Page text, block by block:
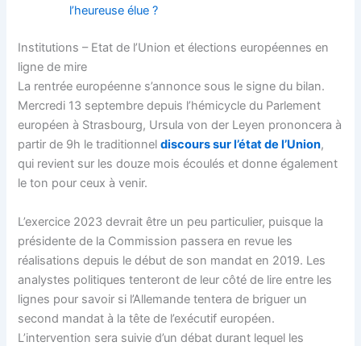
l’heureuse élue ?
Institutions – Etat de l’Union et élections européennes en
ligne de mire
La rentrée européenne s’annonce sous le signe du bilan.
Mercredi 13 septembre depuis l’hémicycle du Parlement
européen à Strasbourg, Ursula von der Leyen prononcera à
partir de 9h le traditionneldiscours sur l’état de l’Union,
qui revient sur les douze mois écoulés et donne également
le ton pour ceux à venir.
L’exercice 2023 devrait être un peu particulier, puisque la
présidente de la Commission passera en revue les
réalisations depuis le début de son mandat en 2019. Les
analystes politiques tenteront de leur côté de lire entre les
lignes pour savoir si l’Allemande tentera de briguer un
second mandat à la tête de l’exécutif européen.
L’intervention sera suivie d’un débat durant lequel les